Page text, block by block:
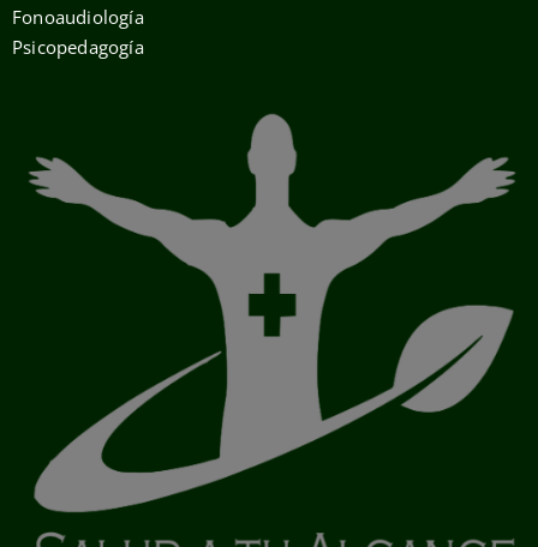
Fonoaudiología
Psicopedagogía